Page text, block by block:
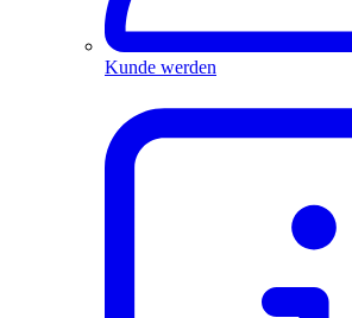
Kunde werden